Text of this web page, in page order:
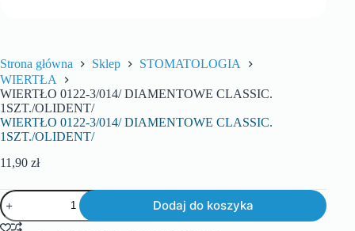
Strona główna Sklep
STOMATOLOGIA
WIERTŁA
WIERTŁO 0122-3/014/ DIAMENTOWE CLASSIC.
1SZT./OLIDENT/
WIERTŁO 0122-3/014/ DIAMENTOWE CLASSIC.
1SZT./OLIDENT/
11,90 zł
Dodaj do koszyka